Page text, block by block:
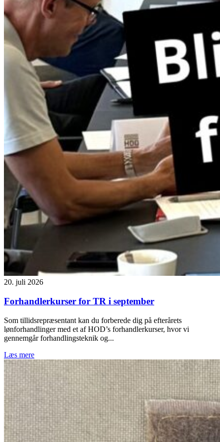
20. juli 2026
Forhandlerkurser for TR i september
Som tillidsrepræsentant kan du forberede dig på efterårets
lønforhandlinger med et af HOD’s forhandlerkurser, hvor vi
gennemgår forhandlingsteknik og...
Læs mere